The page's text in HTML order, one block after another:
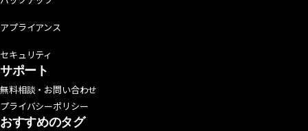
アプライアンス
セキュリティ
サポート
無料相談・お問い合わせ
プライバシーポリシー
おすすめのタグ